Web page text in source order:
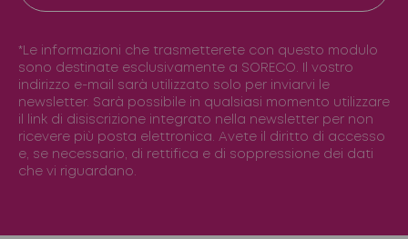
*Le informazioni che trasmetterete con questo modulo
sono destinate esclusivamente a SORECO. Il vostro
indirizzo e-mail sarà utilizzato solo per inviarvi le
newsletter. Sarà possibile in qualsiasi momento utilizzare
il link di disiscrizione integrato nella newsletter per non
ricevere più posta elettronica. Avete il diritto di accesso
e, se necessario, di rettifica e di soppressione dei dati
che vi riguardano.